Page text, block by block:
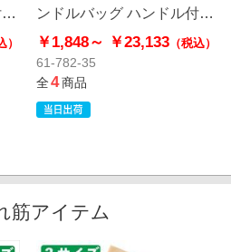
）
ンドルバッグ ハンドル付き
ポリ袋 エレガントローズ
￥1,848～ ￥23,133（税込）
61-782-35
全4商品
筋アイテム